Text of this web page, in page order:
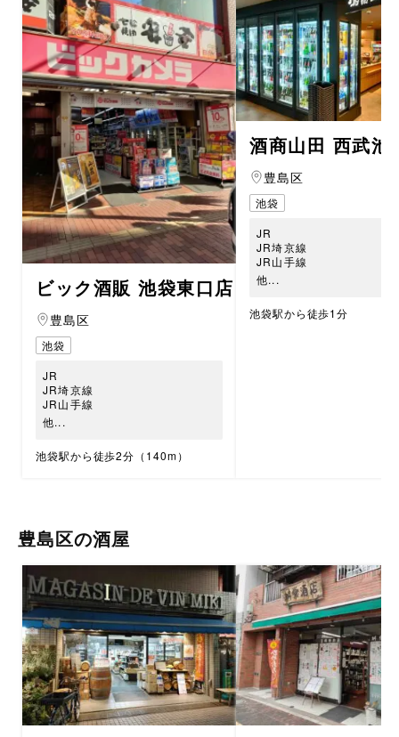
ビック酒販 池袋東口店
豊島区
池袋
JR
JR埼京線
JR山手線
他...
池袋駅から徒歩2分（140m）
酒商山田 西武池
豊島区
池袋
JR
JR埼京線
JR山手線
他...
池袋駅から徒歩1分
豊島区の酒屋